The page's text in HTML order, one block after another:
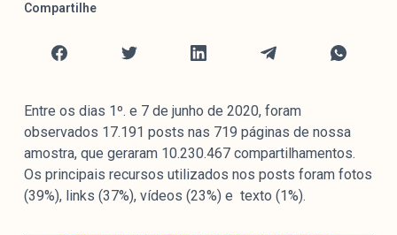
Mediómetro
Boletim da Pluralidade M
Institucional
Nossa História
Compartilhe
Entre os dias 1º. e 7 de junho de 2020, foram
observados 17.191 posts nas 719 páginas de nossa
amostra, que geraram 10.230.467 compartilhamentos.
Os principais recursos utilizados nos posts foram fotos
(39%), links (37%), vídeos (23%) e texto (1%).